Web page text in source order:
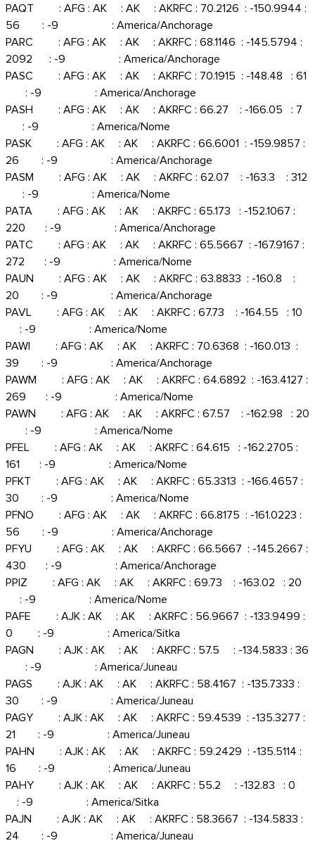
PAQT : AFG : AK : AK : AKRFC : 70.2126 : -150.9944 :
56 : -9 : America/Anchorage
PARC : AFG : AK : AK : AKRFC : 68.1146 : -145.5794 :
2092 : -9 : America/Anchorage
PASC : AFG : AK : AK : AKRFC : 70.1915 : -148.48 : 61
: -9 : America/Anchorage
PASH : AFG : AK : AK : AKRFC : 66.27 : -166.05 : 7
: -9 : America/Nome
PASK : AFG : AK : AK : AKRFC : 66.6001 : -159.9857 :
26 : -9 : America/Anchorage
PASM : AFG : AK : AK : AKRFC : 62.07 : -163.3 : 312
: -9 : America/Nome
PATA : AFG : AK : AK : AKRFC : 65.173 : -152.1067 :
220 : -9 : America/Anchorage
PATC : AFG : AK : AK : AKRFC : 65.5667 : -167.9167 :
272 : -9 : America/Nome
PAUN : AFG : AK : AK : AKRFC : 63.8833 : -160.8 :
20 : -9 : America/Anchorage
PAVL : AFG : AK : AK : AKRFC : 67.73 : -164.55 : 10
: -9 : America/Nome
PAWI : AFG : AK : AK : AKRFC : 70.6368 : -160.013 :
39 : -9 : America/Anchorage
PAWM : AFG : AK : AK : AKRFC : 64.6892 : -163.4127 :
269 : -9 : America/Nome
PAWN : AFG : AK : AK : AKRFC : 67.57 : -162.98 : 20
: -9 : America/Nome
PFEL : AFG : AK : AK : AKRFC : 64.615 : -162.2705 :
161 : -9 : America/Nome
PFKT : AFG : AK : AK : AKRFC : 65.3313 : -166.4657 :
30 : -9 : America/Nome
PFNO : AFG : AK : AK : AKRFC : 66.8175 : -161.0223 :
56 : -9 : America/Anchorage
PFYU : AFG : AK : AK : AKRFC : 66.5667 : -145.2667 :
430 : -9 : America/Anchorage
PPIZ : AFG : AK : AK : AKRFC : 69.73 : -163.02 : 20
: -9 : America/Nome
PAFE : AJK : AK : AK : AKRFC : 56.9667 : -133.9499 :
0 : -9 : America/Sitka
PAGN : AJK : AK : AK : AKRFC : 57.5 : -134.5833 : 36
: -9 : America/Juneau
PAGS : AJK : AK : AK : AKRFC : 58.4167 : -135.7333 :
30 : -9 : America/Juneau
PAGY : AJK : AK : AK : AKRFC : 59.4539 : -135.3277 :
21 : -9 : America/Juneau
PAHN : AJK : AK : AK : AKRFC : 59.2429 : -135.5114 :
16 : -9 : America/Juneau
PAHY : AJK : AK : AK : AKRFC : 55.2 : -132.83 : 0
: -9 : America/Sitka
PAJN : AJK : AK : AK : AKRFC : 58.3667 : -134.5833 :
24 : -9 : America/Juneau